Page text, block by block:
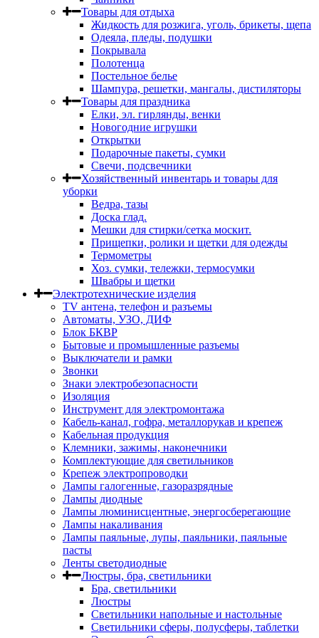
Товары для отдыха
Жидкость для розжига, уголь, брикеты, щепа
Одеяла, пледы, подушки
Покрывала
Полотенца
Постельное белье
Шампура, решетки, мангалы, дистиляторы
Товары для праздника
Елки, эл. гирлянды, венки
Новогодние игрушки
Открытки
Подарочные пакеты, сумки
Свечи, подсвечники
Хозяйственный инвентарь и товары для
уборки
Ведра, тазы
Доска глад.
Мешки для стирки/сетка москит.
Прищепки, ролики и щетки для одежды
Термометры
Хоз. сумки, тележки, термосумки
Швабры и щетки
Электротехнические изделия
TV aнтена, телефон и разъемы
Автоматы, УЗО, ДИФ
Блок БКВР
Бытовые и промышленные разъемы
Выключатели и рамки
Звонки
Знаки электробезопасности
Изоляция
Инструмент для электромонтажа
Кабель-канал, гофра, металлорукав и крепеж
Кабельная продукция
Клемники, зажимы, наконечники
Комплектующие для светильников
Крепеж электропроводки
Лампы галогенные, газоразрядные
Лампы диодные
Лампы люминисцентные, энергосберегающие
Лампы накаливания
Лампы паяльные, лупы, паяльники, паяльные
пасты
Ленты светодиодные
Люстры, бра, светильники
Бра, светильники
Люстры
Светильники напольные и настольные
Светильники сферы, полусферы, таблетки